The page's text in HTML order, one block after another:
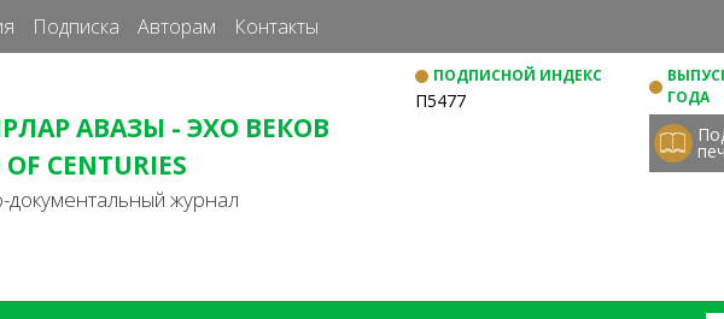
к
основному
Подписка Авторам Контакты
АВАЗЫ - ЭХО ВЕКОВ
OF CENTURIES
документальный журнал
ПОДПИСНОЙ ИНДЕКС
П5477
ГОДА